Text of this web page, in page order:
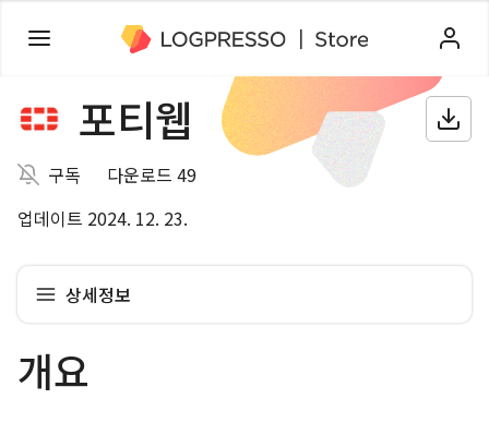
포티웹
구독
다운로드 49
업데이트 2024. 12. 23.
상세정보
개요